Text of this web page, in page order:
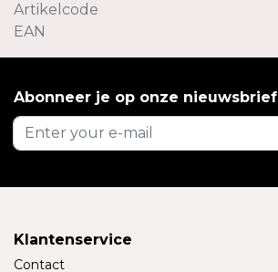
Artikelcode
EAN
Abonneer je op onze nieuwsbrief
Klantenservice
Contact